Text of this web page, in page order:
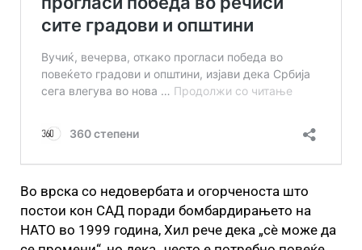
Во врска со недовербата и огорченоста што
постои кон САД поради бомбардирањето на
НАТО во 1999 година, Хил рече дека „сè може да